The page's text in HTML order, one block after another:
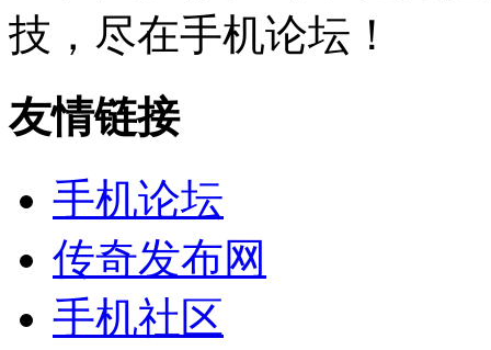
技，尽在手机论坛！
友情链接
手机论坛
传奇发布网
手机社区